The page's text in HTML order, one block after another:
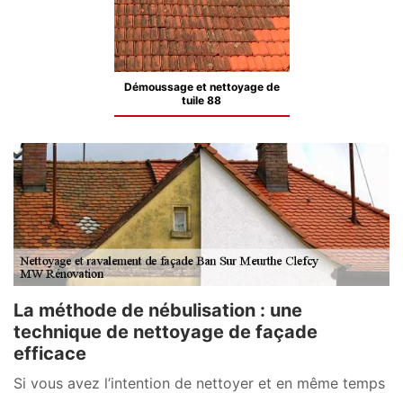
Démoussage et nettoyage de
tuile 88
La méthode de nébulisation : une
technique de nettoyage de façade
efficace
Si vous avez l’intention de nettoyer et en même temps